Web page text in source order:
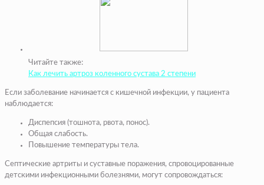
Читайте также:
Как лечить артроз коленного сустава 2 степени
Если заболевание начинается с кишечной инфекции, у пациента
наблюдается:
Диспепсия (тошнота, рвота, понос).
Общая слабость.
Повышение температуры тела.
Септические артриты и суставные поражения, спровоцированные
детскими инфекционными болезнями, могут сопровождаться: